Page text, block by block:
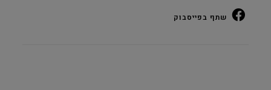
שתף בפייסבוק